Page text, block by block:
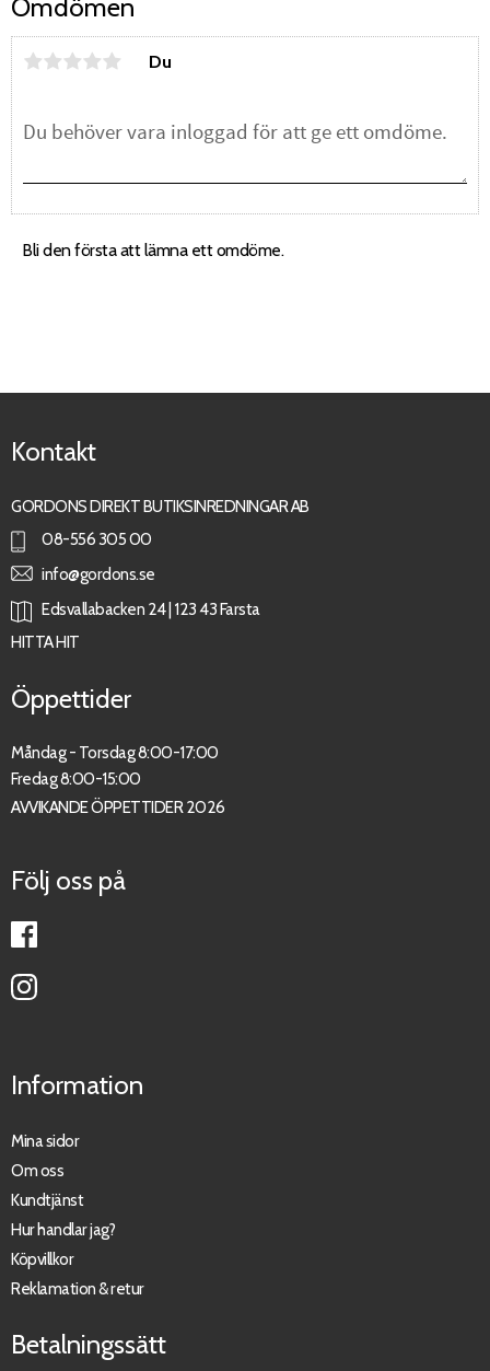
Omdömen
Du
Bli den första att lämna ett omdöme.
Kontakt
GORDONS DIREKT BUTIKSINREDNINGAR AB
08-556 305 00
info@gordons.se
Edsvallabacken 24 | 123 43 Farsta
HITTA HIT
Öppettider
Måndag - Torsdag 8:00-17:00
Fredag 8:00-15:00
AVVIKANDE ÖPPETTIDER 2026
Följ oss på
Information
Mina sidor
Om oss
Kundtjänst
Hur handlar jag?
Köpvillkor
Reklamation & retur
Betalningssätt